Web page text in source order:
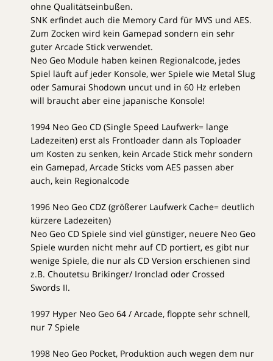
ohne Qualitätseinbußen.
SNK erfindet auch die Memory Card für MVS und AES.
Zum Zocken wird kein Gamepad sondern ein sehr
guter Arcade Stick verwendet.
Neo Geo Module haben keinen Regionalcode, jedes
Spiel läuft auf jeder Konsole, wer Spiele wie Metal Slug
oder Samurai Shodown uncut und in 60 Hz erleben
will braucht aber eine japanische Konsole!
1994 Neo Geo CD (Single Speed Laufwerk= lange
Ladezeiten) erst als Frontloader dann als Toploader
um Kosten zu senken, kein Arcade Stick mehr sondern
ein Gamepad, Arcade Sticks vom AES passen aber
auch, kein Regionalcode
1996 Neo Geo CDZ (größerer Laufwerk Cache= deutlich
kürzere Ladezeiten)
Neo Geo CD Spiele sind viel günstiger, neuere Neo Geo
Spiele wurden nicht mehr auf CD portiert, es gibt nur
wenige Spiele, die nur als CD Version erschienen sind
z.B. Choutetsu Brikinger/ Ironclad oder Crossed
Swords II.
1997 Hyper Neo Geo 64 / Arcade, floppte sehr schnell,
nur 7 Spiele
1998 Neo Geo Pocket, Produktion auch wegen dem nur